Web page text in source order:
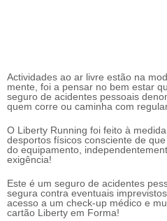
Actividades ao ar livre estão na
mente, foi a pensar no bem estar
seguro de acidentes pessoais
quem corre ou caminha com
O Liberty Running foi feito à
desportos físicos consciente de
do equipamento,
exigência!
Este é um seguro de acidentes
segura contra eventuais
acesso a um check-up médico e
cartão Liberty em Forma!